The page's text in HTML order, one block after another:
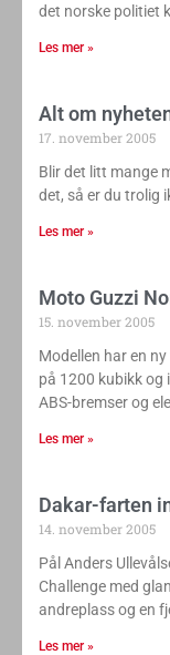
det norske politiet
Les mer »
Alt om
17. november 2005
Blir det litt mange
det, så er du trolig
Les mer »
Moto Guzzi
15. november 2005
Modellen har en
på 1200 kubikk og
ABS-bremser og
Les mer »
Dakar-farten
14. november 2005
Pål Anders
Challenge med
andreplass og en
Les mer »